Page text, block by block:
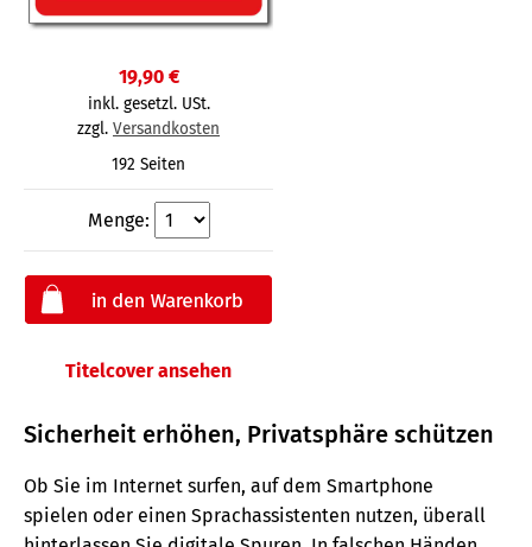
19,90 €
inkl. gesetzl. USt.
zzgl. Versandkosten
192 Seiten
Menge:
Titelcover ansehen
Sicherheit erhöhen, Privatsphäre schützen
Ob Sie im Internet surfen, auf dem Smartphone
spielen oder einen Sprachassistenten nutzen, überall